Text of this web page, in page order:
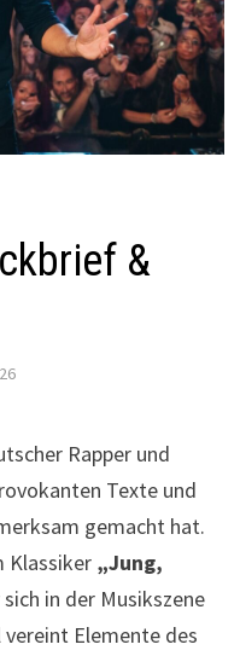
&
Rapper und
Texte und
gemacht hat.
Klassiker „Jung,
in der Musikszene
Elemente des